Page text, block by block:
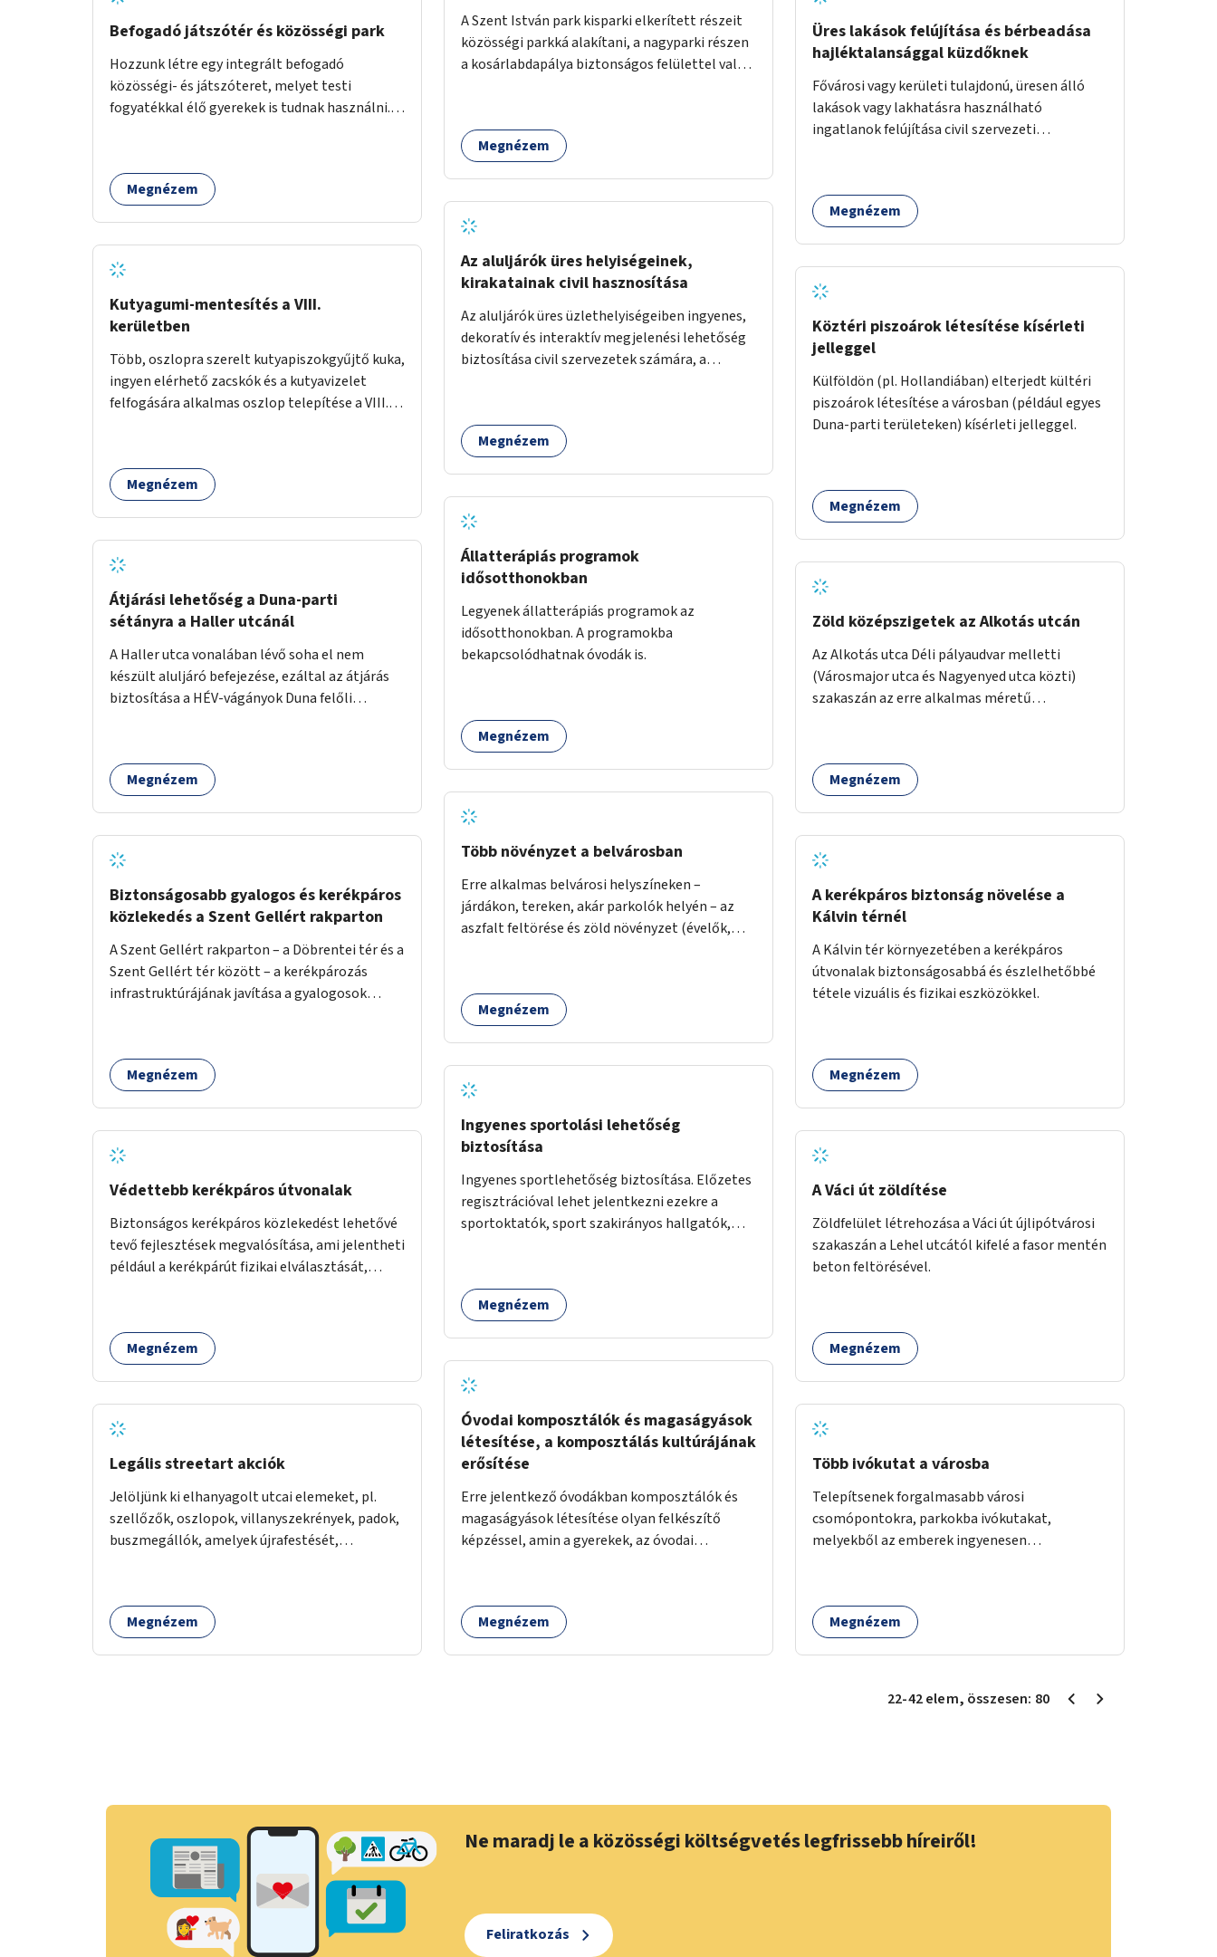
Befogadó játszótér és közösségi park
Hozzunk létre egy integrált befogadó
közösségi- és játszóteret, melyet testi
fogyatékkal élő gyerekek is tudnak használni.
elérhetőségét, mind infrastrukturális
adottságait tekintve alkalmas egy új játszótér
Megnézem
Kutyagumi-mentesítés a VIII.
kerületben
Több, oszlopra szerelt kutyapiszokgyűjtő kuka,
ingyen elérhető zacskók és a kutyavizelet
felfogására alkalmas oszlop telepítése a VIII.
Megnézem
Átjárási lehetőség a Duna-parti
sétányra a Haller utcánál
A Haller utca vonalában lévő soha el nem
készült aluljáró befejezése, ezáltal az átjárás
biztosítása a HÉV-vágányok Duna felőli
Megnézem
Biztonságosabb gyalogos és kerékpáros
közlekedés a Szent Gellért rakparton
A Szent Gellért rakparton – a Döbrentei tér és a
Szent Gellért tér között – a kerékpározás
infrastruktúrájának javítása a gyalogosok
Megnézem
Védettebb kerékpáros útvonalak
Biztonságos kerékpáros közlekedést lehetővé
tevő fejlesztések megvalósítása, ami jelentheti
például a kerékpárút fizikai elválasztását,
különösen a veszélyesebb kereszteződésekben,
vagy akár egyes egyirányú utcák megnyitását
Megnézem
Legális streetart akciók
Jelöljünk ki elhanyagolt utcai elemeket, pl.
szellőzők, oszlopok, villanyszekrények, padok,
buszmegállók, amelyek újrafestését,
eszközökkel.
Megnézem
A Szent István park kisparki elkerített részeit
közösségi parkká alakítani, a nagyparki részen
a kosárlabdapálya biztonságos felülettel való
Megnézem
Az aluljárók üres helyiségeinek,
kirakatainak civil hasznosítása
Az aluljárók üres üzlethelyiségeiben ingyenes,
dekoratív és interaktív megjelenési lehetőség
biztosítása civil szervezetek számára, a
mutassanak be látványos, gondolatébresztő
formában, például rajzokkal, kérdésekkel,
nélkül, a jelenlegi elhanyagolt állapot helyett.
Megnézem
Állatterápiás programok
idősotthonokban
Legyenek állatterápiás programok az
idősotthonokban. A programokba
bekapcsolódhatnak óvodák is.
Megnézem
Több növényzet a belvárosban
Erre alkalmas belvárosi helyszíneken –
járdákon, tereken, akár parkolók helyén – az
aszfalt feltörése és zöld növényzet (évelők,
Megnézem
Ingyenes sportolási lehetőség
biztosítása
Ingyenes sportlehetőség biztosítása. Előzetes
regisztrációval lehet jelentkezni ezekre a
sportoktatók, sport szakirányos hallgatók,
Megnézem
Óvodai komposztálók és magaságyások
létesítése, a komposztálás kultúrájának
erősítése
Erre jelentkező óvodákban komposztálók és
magaságyások létesítése olyan felkészítő
képzéssel, amin a gyerekek, az óvodai
Megnézem
Üres lakások felújítása és bérbeadása
hajléktalansággal küzdőknek
Fővárosi vagy kerületi tulajdonú, üresen álló
lakások vagy lakhatásra használható
ingatlanok felújítása civil szervezeti
lakóegységek bérbeadása rászorulók számára.
Megnézem
Köztéri piszoárok létesítése kísérleti
jelleggel
Külföldön (pl. Hollandiában) elterjedt kültéri
piszoárok létesítése a városban (például egyes
Duna-parti területeken) kísérleti jelleggel.
Megnézem
Zöld középszigetek az Alkotás utcán
Az Alkotás utca Déli pályaudvar melletti
(Városmajor utca és Nagyenyed utca közti)
szakaszán az erre alkalmas méretű
Megnézem
A kerékpáros biztonság növelése a
Kálvin térnél
A Kálvin tér környezetében a kerékpáros
útvonalak biztonságosabbá és észlelhetőbbé
tétele vizuális és fizikai eszközökkel.
Megnézem
A Váci út zöldítése
Zöldfelület létrehozása a Váci út újlipótvárosi
szakaszán a Lehel utcától kifelé a fasor mentén
beton feltörésével.
Megnézem
Több ivókutat a városba
Telepítsenek forgalmasabb városi
csomópontokra, parkokba ivókutakat,
melyekből az emberek ingyenesen
Megnézem
22-42elem, összesen: 80
Ne maradj le a közösségi költségvetés legfrissebb híreiről!
Feliratkozás